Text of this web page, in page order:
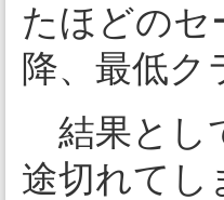
たほどのセ
降、最低ク
結果とし
途切れてし